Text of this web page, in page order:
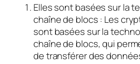
Elles sont basées sur la
chaîne de blocs : Les
sont basées sur la
chaîne de blocs, qui
de transférer des